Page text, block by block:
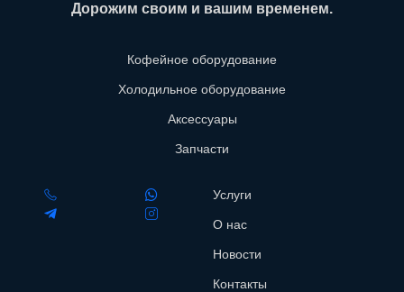
Дорожим своим и вашим временем.
Кофейное оборудование
Холодильное оборудование
Аксессуары
Запчасти
Услуги
О нас
Новости
Контакты